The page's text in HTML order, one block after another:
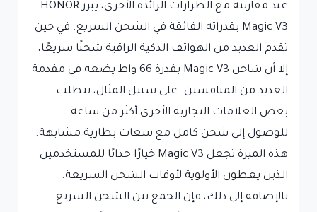
عند مقارنته مع الطرازات الرائدة الأخرى، يبرز HONOR
Magic V3 بقدراته الفائقة في الشحن السريع. في حين
تقدم العديد من الهواتف الذكية الراقية شحنًا سريعًا،
إلا أن شاحن Magic V3 بقدرة 66 واط يضعه في مقدمة
العديد من المنافسين. على سبيل المثال، تتطلب
بعض العلامات التجارية الأخرى أكثر من ساعة
للوصول إلى شحن كامل مع سعات بطارية مشابهة.
هذه الميزة تجعل Magic V3 خيارًا جذابًا للمستخدمين
الذين يعطون الأولوية لأوقات الشحن السريعة.
بالإضافة إلى ذلك، فإن الجمع بين الشحن السريع